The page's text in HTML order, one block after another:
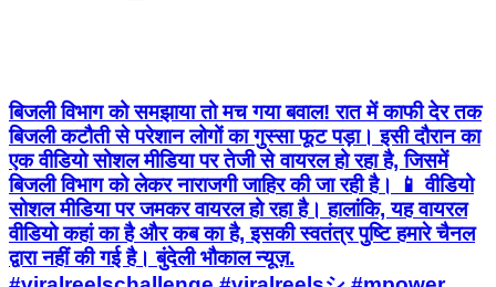
बिजली विभाग को समझाया तो मच गया बवाल! रात में काफी देर तक
बिजली कटौती से परेशान लोगों का गुस्सा फूट पड़ा। इसी दौरान का
एक वीडियो सोशल मीडिया पर तेजी से वायरल हो रहा है, जिसमें
बिजली विभाग को लेकर नाराजगी जाहिर की जा रही है। 📱 वीडियो
सोशल मीडिया पर जमकर वायरल हो रहा है। हालांकि, यह वायरल
वीडियो कहां का है और कब का है, इसकी स्वतंत्र पुष्टि हमारे चैनल
द्वारा नहीं की गई है। बुंदेली भौकाल न्यूज़.